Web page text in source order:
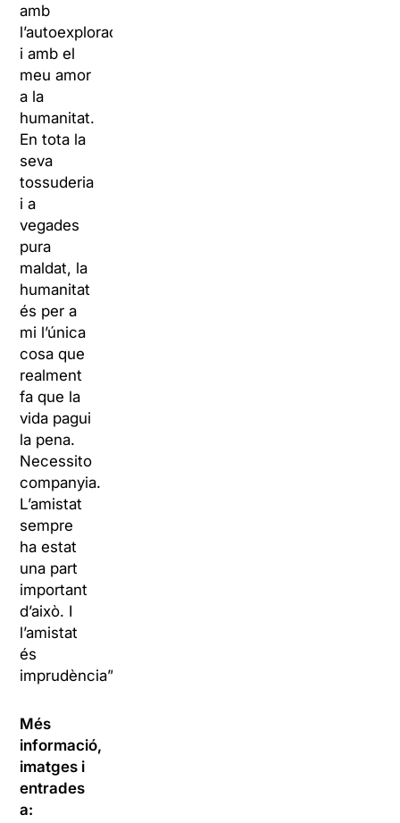
amb
l’autoexploració,
i amb el
meu amor
a la
humanitat.
En tota la
seva
tossuderia
i a
vegades
pura
maldat, la
humanitat
és per a
mi l’única
cosa que
realment
fa que la
vida pagui
la pena.
Necessito
companyia.
L’amistat
sempre
ha estat
una part
important
d’això. I
l’amistat
és
imprudència”.
Més
informació,
imatges i
entrades
a: